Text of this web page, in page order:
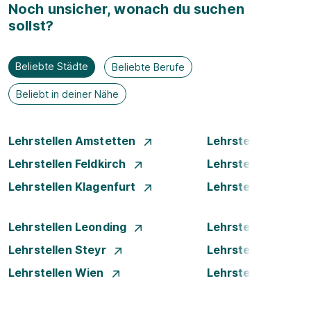
Noch unsicher, wonach du suchen
sollst?
Beliebte Städte Beliebte Berufe
Beliebt in deiner Nähe
Lehrstellen Amstetten
Lehrstellen
Lehrstellen Feldkirch
Lehrstellen Graz
Lehrstellen Klagenfurt
Lehrstellen
Lehrstellen Leonding
Lehrstellen Linz
Lehrstellen Steyr
Lehrstellen Traun
Lehrstellen Wien
Lehrstellen